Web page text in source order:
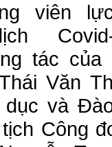
viên
tác
Văn
và
Công